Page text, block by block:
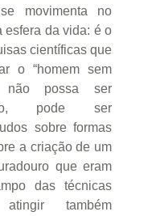
movimenta no
esfera da vida: é o
científicas que
o “homem sem
não possa ser
pode ser
sobre formas
a criação de um
que eram
das técnicas
também